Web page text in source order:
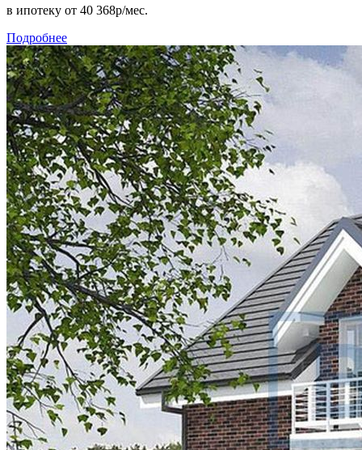
в ипотеку от 40 368р/мес.
Подробнее